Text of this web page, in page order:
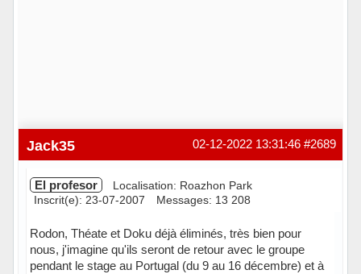
#2689
02-12-2022 13:31:46
Jack35
El profesor
Localisation: Roazhon Park
Inscrit(e): 23-07-2007
Messages: 13 208
Rodon, Théate et Doku déjà éliminés, très bien pour
nous, j'imagine qu'ils seront de retour avec le groupe
pendant le stage au Portugal (du 9 au 16 décembre) et à